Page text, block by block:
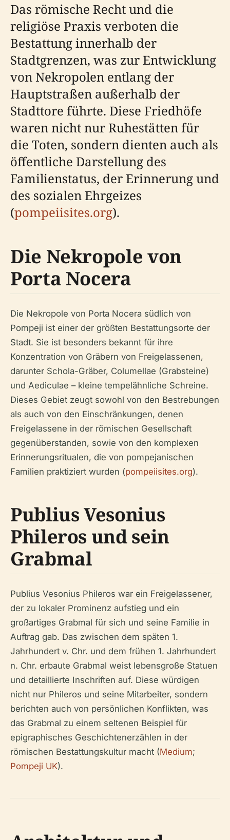
Das römische Recht und die
religiöse Praxis verboten die
Bestattung innerhalb der
Stadtgrenzen, was zur Entwicklung
von Nekropolen entlang der
Hauptstraßen außerhalb der
Stadttore führte. Diese Friedhöfe
waren nicht nur Ruhestätten für
die Toten, sondern dienten auch als
öffentliche Darstellung des
Familienstatus, der Erinnerung und
des sozialen Ehrgeizes
(pompeiisites.org).
Die Nekropole von
Porta Nocera
Die Nekropole von Porta Nocera südlich von
Pompeji ist einer der größten Bestattungsorte der
Stadt. Sie ist besonders bekannt für ihre
Konzentration von Gräbern von Freigelassenen,
darunter Schola-Gräber, Columellae (Grabsteine)
und Aediculae – kleine tempelähnliche Schreine.
Dieses Gebiet zeugt sowohl von den Bestrebungen
als auch von den Einschränkungen, denen
Freigelassene in der römischen Gesellschaft
gegenüberstanden, sowie von den komplexen
Erinnerungsritualen, die von pompejanischen
Familien praktiziert wurden (pompeiisites.org).
Publius Vesonius
Phileros und sein
Grabmal
Publius Vesonius Phileros war ein Freigelassener,
der zu lokaler Prominenz aufstieg und ein
großartiges Grabmal für sich und seine Familie in
Auftrag gab. Das zwischen dem späten 1.
Jahrhundert v. Chr. und dem frühen 1. Jahrhundert
n. Chr. erbaute Grabmal weist lebensgroße Statuen
und detaillierte Inschriften auf. Diese würdigen
nicht nur Phileros und seine Mitarbeiter, sondern
berichten auch von persönlichen Konflikten, was
das Grabmal zu einem seltenen Beispiel für
epigraphisches Geschichtenerzählen in der
römischen Bestattungskultur macht (Medium;
Pompeji UK).